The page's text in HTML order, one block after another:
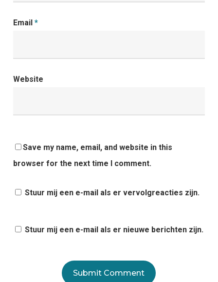
Email *
Website
Save my name, email, and website in this
browser for the next time I comment.
Stuur mij een e-mail als er vervolgreacties zijn.
Stuur mij een e-mail als er nieuwe berichten zijn.